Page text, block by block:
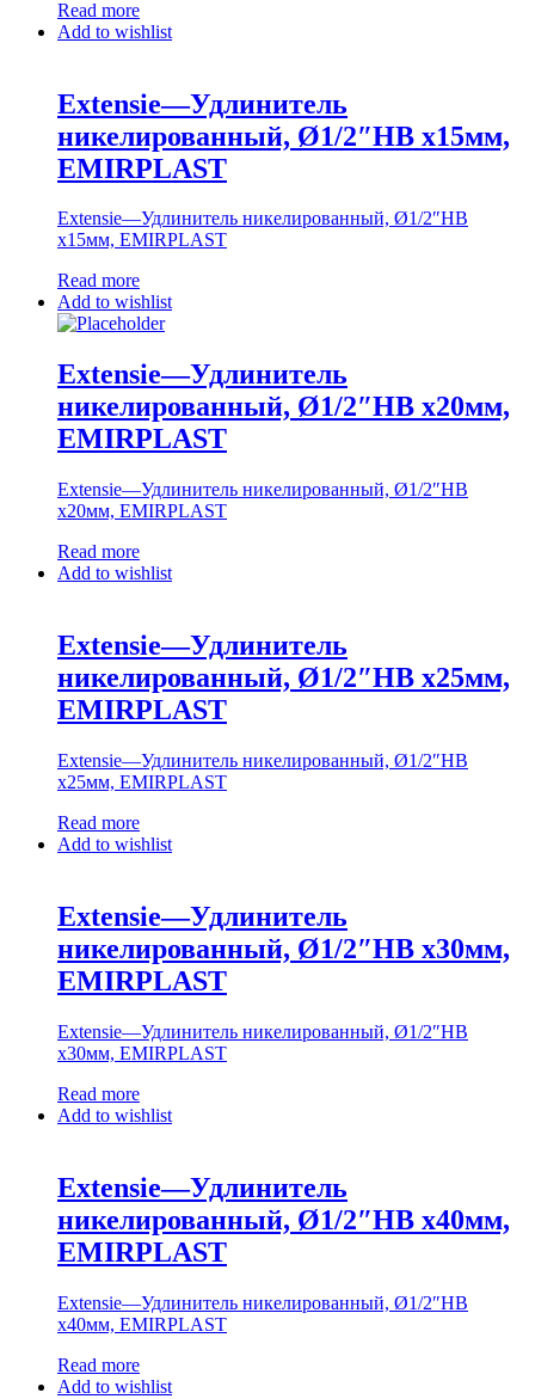
Read more
Add to wishlist
Extensie—Удлинитель
никелированный, Ø1/2″НВ х15мм,
EMIRPLAST
Extensie—Удлинитель никелированный, Ø1/2″НВ
х15мм, EMIRPLAST
Read more
Add to wishlist
Extensie—Удлинитель
никелированный, Ø1/2″НВ х20мм,
EMIRPLAST
Extensie—Удлинитель никелированный, Ø1/2″НВ
х20мм, EMIRPLAST
Read more
Add to wishlist
Extensie—Удлинитель
никелированный, Ø1/2″НВ х25мм,
EMIRPLAST
Extensie—Удлинитель никелированный, Ø1/2″НВ
х25мм, EMIRPLAST
Read more
Add to wishlist
Extensie—Удлинитель
никелированный, Ø1/2″НВ х30мм,
EMIRPLAST
Extensie—Удлинитель никелированный, Ø1/2″НВ
х30мм, EMIRPLAST
Read more
Add to wishlist
Extensie—Удлинитель
никелированный, Ø1/2″НВ х40мм,
EMIRPLAST
Extensie—Удлинитель никелированный, Ø1/2″НВ
х40мм, EMIRPLAST
Read more
Add to wishlist